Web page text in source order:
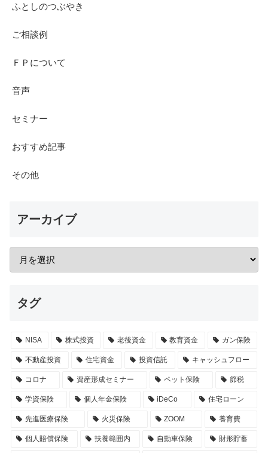
ふとしのつぶやき
ご相談例
ＦＰについて
音声
セミナー
おすすめ記事
その他
アーカイブ
タグ
NISA 株式投資 老後資金 教育資金 ガン保険
不動産投資 住宅資金 投資信託 キャッシュフロー
コロナ 資産形成セミナー ペット保険 節税
学資保険 個人年金保険 iDeCo 住宅ローン
先進医療保険 火災保険 ZOOM 養育費
個人賠償保険 扶養範囲内 自動車保険 財形貯蓄